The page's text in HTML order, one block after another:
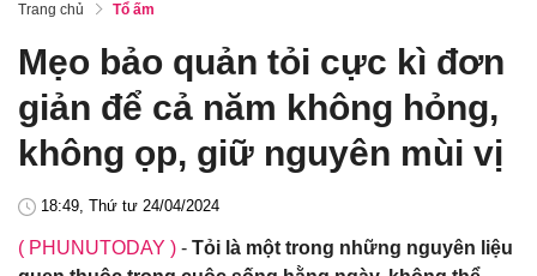
Trang chủ Tổ ấm
Mẹo bảo quản tỏi cực kì đơn
giản để cả năm không hỏng,
không ọp, giữ nguyên mùi vị
18:49, Thứ tư 24/04/2024
( PHUNUTODAY ) - Tỏi là một trong những nguyên liệu